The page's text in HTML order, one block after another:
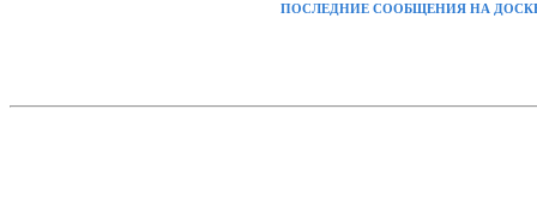
ПОСЛЕДНИЕ СООБЩЕНИЯ НА